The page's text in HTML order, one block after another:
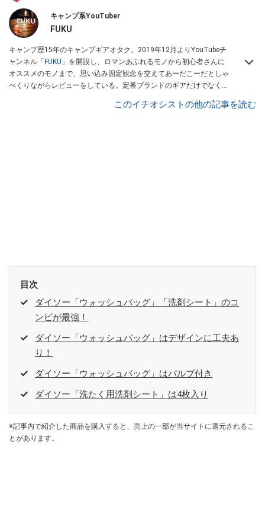
キャンプ系YouTuber
FUKU
キャンプ歴15年のキャンプギアオタク。2019年12月よりYouTubeチ
ャンネル「 FUKU 」を開設し、ロマンあふれるモノから初心者さんに
オススメのモノまで、思い込み固定観念を交えてあーだこーだとしゃ
べくりながらレビューをしている。定番ブランドのギアだけでなく
このイチオシストの他の記事を読む
目次
ダイソー「ウォッシュバッグ」「洗剤シート」のコ
ンビが最強！
ダイソー「ウォッシュバッグ」はデザインに工夫あ
り！
ダイソー「ウォッシュバッグ」はバルブ付き
ダイソー「洗たく用洗剤シート」は4枚入り
※記事内で紹介した商品を購入すると、売上の一部が当サイトに還元されるこ
とがあります。